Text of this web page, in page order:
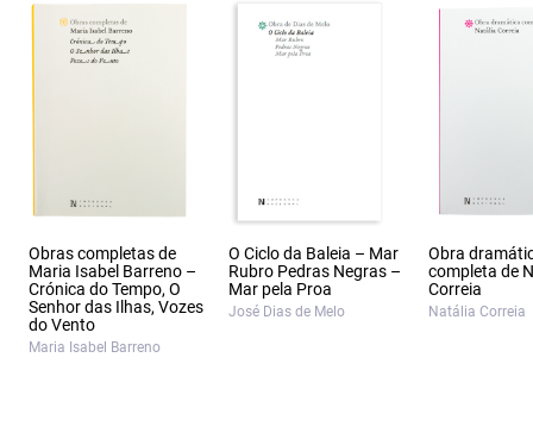
Obras completas de
Maria Isabel Barreno –
Crónica do Tempo, O
Senhor das Ilhas, Vozes
do Vento
Maria Isabel Barreno
O Ciclo da Baleia – Mar
Rubro Pedras Negras –
Mar pela Proa
José Dias de Melo
Obra
completa de
Correia
Natália Correia